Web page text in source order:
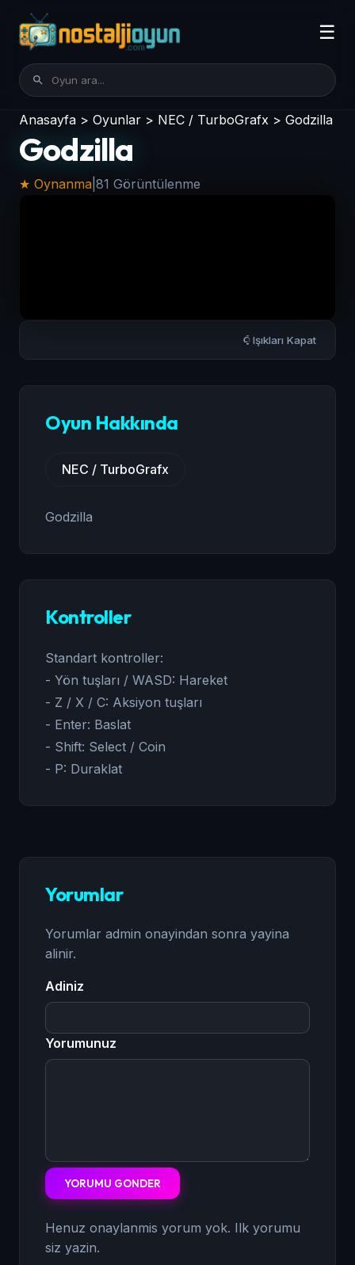
☰
Anasayfa > Oyunlar > NEC / TurboGrafx > Godzilla
Godzilla
★ Oynanma 81 Görüntülenme
Işıkları Kapat
Oyun Hakkında
NEC / TurboGrafx
Godzilla
Kontroller
Standart kontroller:
- Yön tuşları / WASD: Hareket
- Z / X / C: Aksiyon tuşları
- Enter: Baslat
- Shift: Select / Coin
- P: Duraklat
Yorumlar
Yorumlar admin onayindan sonra yayina
alinir.
Adiniz
Yorumunuz
YORUMU GONDER
Henuz onaylanmis yorum yok. Ilk yorumu
siz yazin.